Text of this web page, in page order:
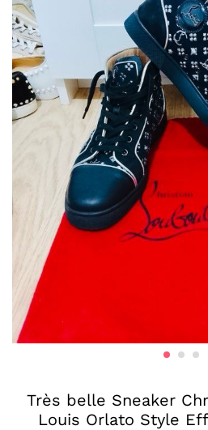
Très belle Sneaker
Louis Orlato Style